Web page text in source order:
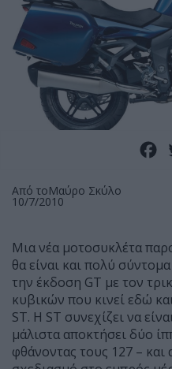
Από τοΜαύρο Σκύλο
10/7/2010
Μια νέα μοτοσυκλέτα
θα είναι και πολύ
την έκδοση GT με τον
κυβικών που κινεί εδώ
ST. Η ST συνεχίζει να
μάλιστα αποκτήσει δύο
φθάνοντας τους 127 –